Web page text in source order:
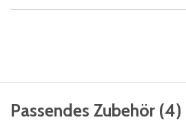
Passendes Zubehör (4)